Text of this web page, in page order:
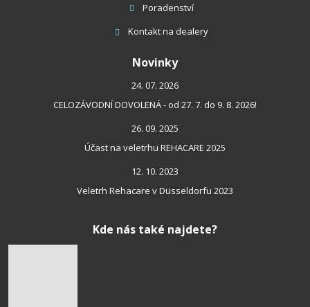
Poradenství
Kontaktna dealery
Novinky
24. 07. 2026
CELOZÁVODNÍ DOVOLENÁ - od 27. 7. do 9. 8. 2026!
26. 09. 2025
Účast na veletrhu REHACARE 2025
12. 10. 2023
Veletrh Rehacare v Düsseldorfu 2023
Kde nás také najdete?